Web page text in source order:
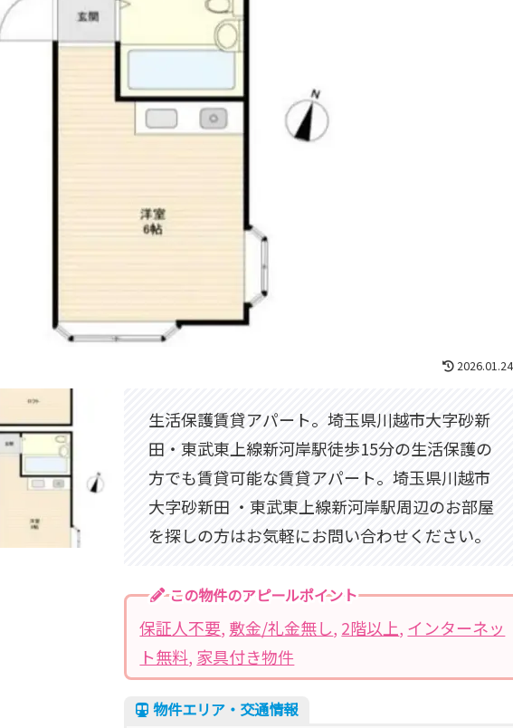
2026.01.24
生活保護賃貸アパート。埼玉県川越市大字砂新
田・東武東上線新河岸駅徒歩15分の生活保護の
方でも賃貸可能な賃貸アパート。埼玉県川越市
大字砂新田 ・東武東上線新河岸駅周辺のお部屋
を探しの方はお気軽にお問い合わせください。
この物件のアピールポイント
保証人不要, 敷金/礼金無し, 2階以上, インターネッ
ト無料, 家具付き物件
物件エリア・交通情報